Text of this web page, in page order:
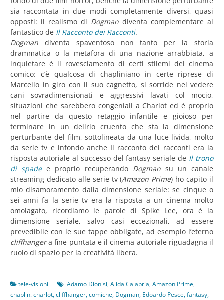
sia raccontata in due modi completamente diversi, quasi
opposti: il realismo di Dogman diventa complementare al
fantastico de Il Racconto dei Racconti.
Dogman diventa spaventoso non tanto per la storia
drammatica o la metafora di una nazione arrabbiata, a
inquietare è il rovesciamento di certi stilemi del cinema
comico: c’è qualcosa di chapliniano in certe riprese di
Marcello in giro con il suo cagnetto, si sorride nel vedere
cani sovradimensionati e aggressivi lavati col mocio,
situazioni che sarebbero congeniali a Charlot ed è proprio
nel partire da questo retaggio infantile e gioioso per
terminare in un delirio cruento che sta la dimensione
perturbante del film, sottolineata da una luce livida, molto
da serie tv e infondo anche Il racconto dei racconti era la
risposta autoriale al successo del fantasy seriale de Il trono
di spadee proprio recuperando Dogmansu un canale
streaming dedicato alle serie tv (Amazon Prime) ho capito il
mio disamoramento dalla dimensione seriale: se cinque o
sei anni fa la serie tv era la risposta a un cinema molto
omolagato, ricordiamo le parole di Spike Lee, ora è la
dimensione seriale, salvo casi eccezionali, ad essere
prevedibile con le sue tappe obbligate, ad esempio l’eterno
cliffhangera fine puntata e il cinema autoriale riguadagna il
ruolo di spazio per la creatività libera.
tele-visioni Adamo Dionisi,Alida Calabria,Amazon Prime,
chaplin. charlot,cliffhanger,comiche, Dogman, Edoardo Pesce,fantasy,